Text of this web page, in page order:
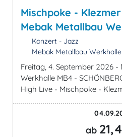
Mischpoke -
Mebak Metallbau
Konzert - Jazz
Mebak Metallbau Werkhalle
Freitag, 4. September 2026 -
Werkhalle MB4 -
High Live - Mischpoke -
ab